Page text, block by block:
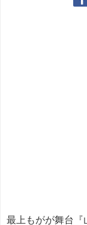
最上もがが舞台『